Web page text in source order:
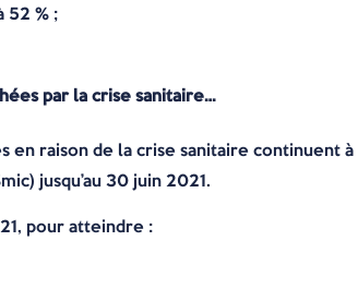
52 % ;
par la crise sanitaire…
raison de la crise sanitaire continuent à
jusqu’au 30 juin 2021.
pour atteindre :